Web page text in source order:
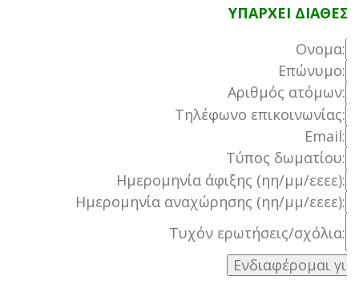
ΥΠΑΡΧΕΙ
Ονομα:
Επώνυμο:
Αριθμός ατόμων:
Τηλέφωνο επικοινωνίας:
Email:
Τύπος δωματίου:
Ημερομηνία άφιξης (ηη/μμ/εεεε):
Ημερομηνία αναχώρησης (ηη/μμ/εεεε):
Τυχόν ερωτήσεις/σχόλια: